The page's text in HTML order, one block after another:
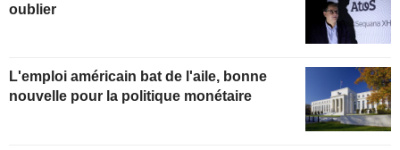
oublier
L'emploi américain bat de l'aile, bonne
nouvelle pour la politique monétaire